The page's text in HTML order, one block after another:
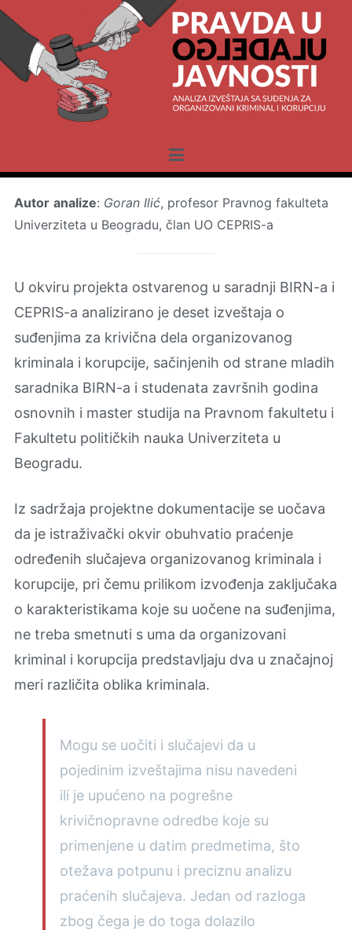
Skip
content
Autor analize: Goran Ilić, profesor Pravnog fakulteta
Univerziteta u Beogradu, član UO CEPRIS-a
U okviru projekta ostvarenog u saradnji BIRN-a i
CEPRIS-a analizirano je deset izveštaja o
suđenjima za krivična dela organizovanog
kriminala i korupcije, sačinjenih od strane mladih
saradnika BIRN-a i studenata završnih godina
osnovnih i master studija na Pravnom fakultetu i
Fakultetu političkih nauka Univerziteta u
Beogradu.
Iz sadržaja projektne dokumentacije se uočava
da je istraživački okvir obuhvatio praćenje
određenih slučajeva organizovanog kriminala i
korupcije, pri čemu prilikom izvođenja zaključaka
o karakteristikama koje su uočene na suđenjima,
ne treba smetnuti s uma da organizovani
kriminal i korupcija predstavljaju dva u značajnoj
meri različita oblika kriminala.
Mogu se uočiti i slučajevi da u
pojedinim izveštajima nisu navedeni
ili je upućeno na pogrešne
krivičnopravne odredbe koje su
primenjene u datim predmetima, što
otežava potpunu i preciznu analizu
praćenih slučajeva. Jedan od razloga
zbog čega je do toga dolazilo